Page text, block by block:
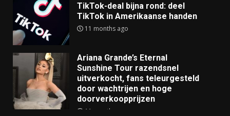
TikTok-deal bijna rond: deel
TikTok in Amerikaanse handen
11 months ago
Ariana Grande’s Eternal
Sunshine Tour razendsnel
uitverkocht, fans teleurgesteld
door wachtrijen en hoge
doorverkoopprijzen
11 months ago